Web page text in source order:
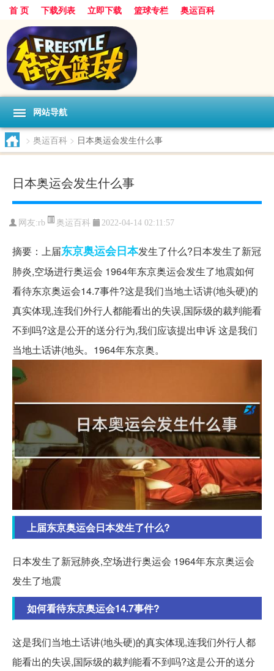
首 页 下载列表 立即下载 篮球专栏 奥运百科
网站导航
> 奥运百科 > 日本奥运会发生什么事
日本奥运会发生什么事
网友:rb 奥运百科 2022-04-14 02:11:57
摘要：上届东京奥运会日本发生了什么?日本发生了新冠
肺炎,空场进行奥运会 1964年东京奥运会发生了地震如何
看待东京奥运会14.7事件?这是我们当地土话讲(地头硬)的
真实体现,连我们外行人都能看出的失误,国际级的裁判能看
不到吗?这是公开的送分行为,我们应该提出申诉 这是我们
当地土话讲(地头。1964年东京奥。
上届东京奥运会日本发生了什么?
日本发生了新冠肺炎,空场进行奥运会 1964年东京奥运会
发生了地震
如何看待东京奥运会14.7事件?
这是我们当地土话讲(地头硬)的真实体现,连我们外行人都
能看出的失误,国际级的裁判能看不到吗?这是公开的送分